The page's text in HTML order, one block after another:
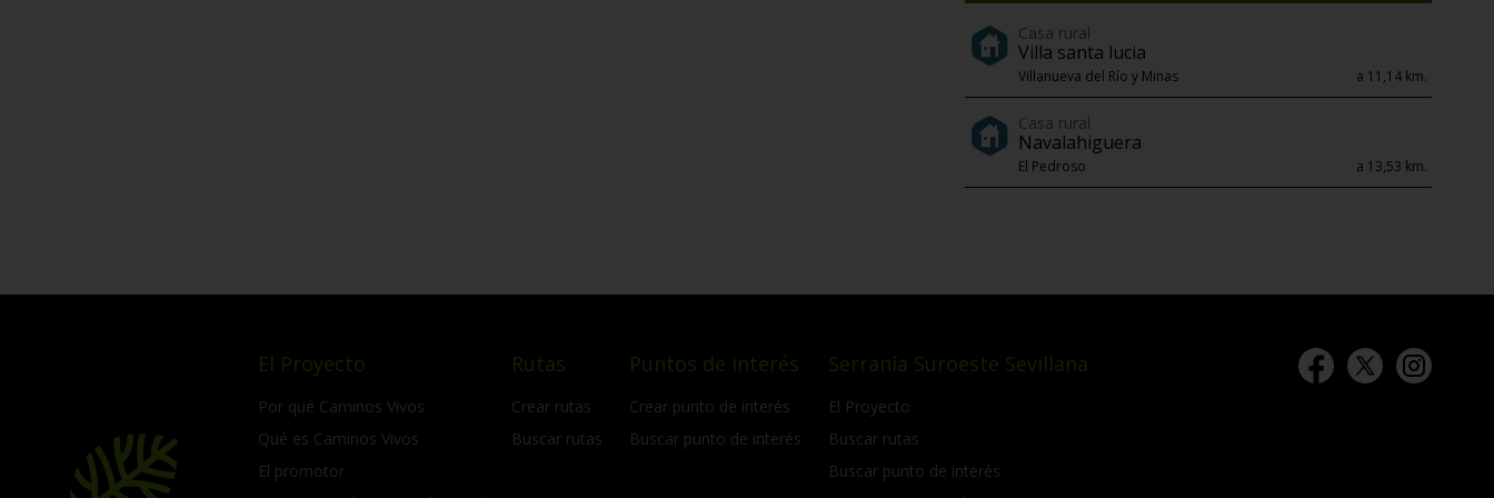
Casa rural
Villa santa lucia
Villanueva del Río y Minas a 11,14 km.
Casa rural
Navalahiguera
El Pedroso a 13,53 km.
El Proyecto
Por qué Caminos Vivos
Qué es Caminos Vivos
El promotor
Rutas
Crear rutas
Buscar rutas
Puntos de interés
Crear punto de interés
Buscar punto de interés
Serranía Suroeste Sevillana
El Proyecto
Buscar rutas
Buscar punto de interés